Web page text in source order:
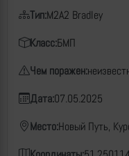
Тип:M2A2 Bradley
Класс:БМП
Чем поражен:
Дата:07.05.2025
Место:Новый Путь,